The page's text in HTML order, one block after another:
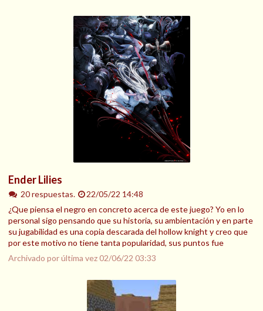
Ender Lilies
20 respuestas.
22/05/22 14:48
¿Que piensa el negro en concreto acerca de este juego? Yo en lo
personal sigo pensando que su historia, su ambientación y en parte
su jugabilidad es una copia descarada del hollow knight y creo que
por este motivo no tiene tanta popularidad, sus puntos fue
Archivado por última vez02/06/22 03:33